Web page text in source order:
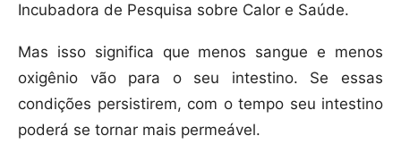
Incubadora de Pesquisa sobre Calor e Saúde.
Mas isso significa que menos sangue e menos
oxigênio vão para o seu intestino. Se essas
condições persistirem, com o tempo seu intestino
poderá se tornar mais permeável.